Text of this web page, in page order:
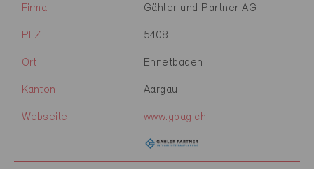
Firma Gähler und Partner AG
PLZ 5408
Ort Ennetbaden
Kanton Aargau
Webseite www.gpag.ch